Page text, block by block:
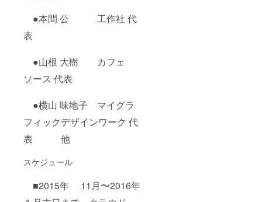
●本間 公 工作社 代
表
●山根 大樹 カフェ
ソース 代表
●横山 味地子 マイグラ
フィックデザインワーク 代
表 他
スケジュール
■2015年 11月〜2016年